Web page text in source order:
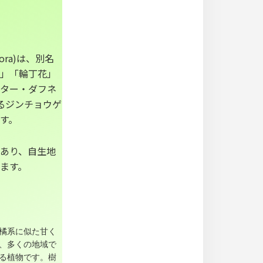
は、別名
「輪丁花」
ー・ダフネ
ジンチョウゲ
。
り、自生地
す。
系に似た甘く
多くの地域で
植物です。樹